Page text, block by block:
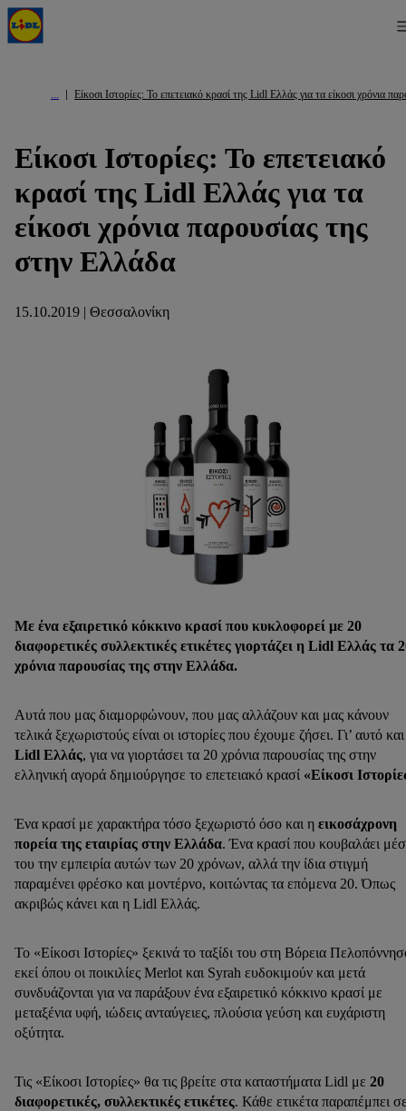
Είκοσι Ιστορίες: Το επετειακό κρασί της Lidl Ελλάς για τα είκοσι χρόνια
Είκοσι Ιστορίες: Το επετειακό
κρασί της Lidl Ελλάς για τα
είκοσι χρόνια παρουσίας της
στην Ελλάδα
15.10.2019 | Θεσσαλονίκη
Με ένα εξαιρετικό κόκκινο κρασί που κυκλοφορεί με 20
διαφορετικές συλλεκτικές ετικέτες γιορτάζει η Lidl Ελλάς τα
χρόνια παρουσίας της στην Ελλάδα.
Αυτά που μας διαμορφώνουν, που μας αλλάζουν και μας κάνουν
τελικά ξεχωριστούς είναι οι ιστορίες που έχουμε ζήσει. Γι’ αυτό
Lidl Ελλάς, για να γιορτάσει τα 20 χρόνια παρουσίας της στην
ελληνική αγορά δημιούργησε το επετειακό κρασί «Είκοσι
Ένα κρασί με χαρακτήρα τόσο ξεχωριστό όσο και η εικοσάχρονη
πορεία της εταιρίας στην Ελλάδα. Ένα κρασί που κουβαλάει
του την εμπειρία αυτών των 20 χρόνων, αλλά την ίδια στιγμή
παραμένει φρέσκο και μοντέρνο, κοιτώντας τα επόμενα 20. Όπως
ακριβώς κάνει και η Lidl Ελλάς.
Το «Είκοσι Ιστορίες» ξεκινά το ταξίδι του στη Βόρεια
εκεί όπου οι ποικιλίες Merlot και Syrah ευδοκιμούν και μετά
συνδυάζονται για να παράξουν ένα εξαιρετικό κόκκινο κρασί με
μεταξένια υφή, ιώδεις ανταύγειες, πλούσια γεύση και ευχάριστη
οξύτητα.
Τις «Είκοσι Ιστορίες» θα τις βρείτε στα καταστήματα Lidl με 20
διαφορετικές, συλλεκτικές ετικέτες. Κάθε ετικέτα παραπέμπει